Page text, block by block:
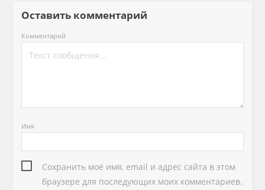
Оставить комментарий
Комментарий
Имя
Сохранить моё имя, email и адрес сайта в этом
браузере для последующих моих комментариев.